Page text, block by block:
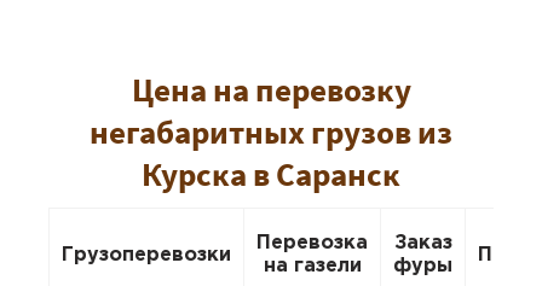
Цена на перевозку
негабаритных грузов из
Курска в Саранск
Грузоперевозки
Перевозка
на газели
Заказ
фуры